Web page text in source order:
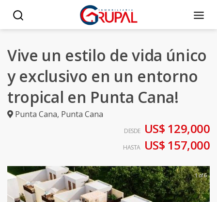
Vive un estilo de vida único
y exclusivo en un entorno
tropical en Punta Cana!
Punta Cana, Punta Cana
DESDE US$ 129,000
HASTA US$ 157,000
1 of 6